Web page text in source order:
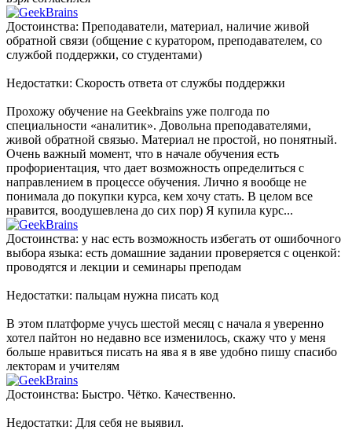
Достоинства: Преподаватели, материал, наличие живой
обратной связи (общение с куратором, преподавателем, со
службой поддержки, со студентами)
Недостатки: Скорость ответа от службы поддержки
Прохожу обучение на Geekbrains уже полгода по
специальности «аналитик». Довольна преподавателями,
живой обратной связью. Материал не простой, но понятный.
Очень важный момент, что в начале обучения есть
профориентация, что дает возможность определиться с
направлением в процессе обучения. Лично я вообще не
понимала до покупки курса, кем хочу стать. В целом все
нравится, воодушевлена до сих пор) Я купила курс...
Достоинства: у нас есть возможность избегать от ошибочного
выбора языка: есть домашние задании проверяется с оценкой:
проводятся и лекции и семинары преподам
Недостатки: пальцам нужна писать код
В этом платформе учусь шестой месяц с начала я уверенно
хотел пайтон но недавно все изменилось, скажу что у меня
больше нравиться писать на ява я в яве удобно пишу спасибо
лекторам и учителям
Достоинства: Быстро. Чётко. Качественно.
Недостатки: Для себя не выявил.